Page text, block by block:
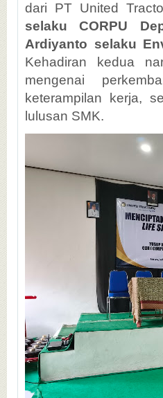
dari PT United
selaku CORPU
Ardiyanto selaku
Kehadiran kedua
mengenai
keterampilan kerja,
lulusan SMK.